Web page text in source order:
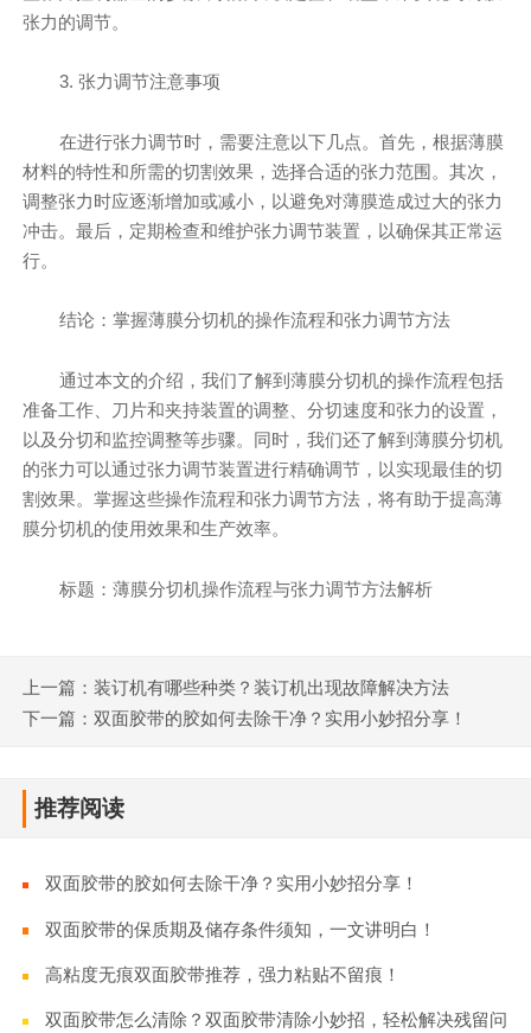
张力的调节。
3. 张力调节注意事项
在进行张力调节时，需要注意以下几点。首先，根据薄膜
材料的特性和所需的切割效果，选择合适的张力范围。其次，
调整张力时应逐渐增加或减小，以避免对薄膜造成过大的张力
冲击。最后，定期检查和维护张力调节装置，以确保其正常运
行。
结论：掌握薄膜分切机的操作流程和张力调节方法
通过本文的介绍，我们了解到薄膜分切机的操作流程包括
准备工作、刀片和夹持装置的调整、分切速度和张力的设置，
以及分切和监控调整等步骤。同时，我们还了解到薄膜分切机
的张力可以通过张力调节装置进行精确调节，以实现最佳的切
割效果。掌握这些操作流程和张力调节方法，将有助于提高薄
膜分切机的使用效果和生产效率。
标题：薄膜分切机操作流程与张力调节方法解析
上一篇：装订机有哪些种类？装订机出现故障解决方法
下一篇：双面胶带的胶如何去除干净？实用小妙招分享！
推荐阅读
双面胶带的胶如何去除干净？实用小妙招分享！
双面胶带的保质期及储存条件须知，一文讲明白！
高粘度无痕双面胶带推荐，强力粘贴不留痕！
双面胶带怎么清除？双面胶带清除小妙招，轻松解决残留问